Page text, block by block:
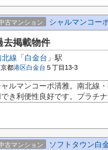
古マンション シャルマンコー
去掲載物件
北線 「 白金台 」駅
都港区白金台 ５丁目13-3
ルマンコーポ清雅。南北線
き利便性良好です。プラチ
古マンション ソフトタウン白